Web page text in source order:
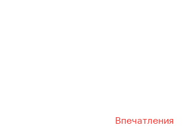
Впечатления